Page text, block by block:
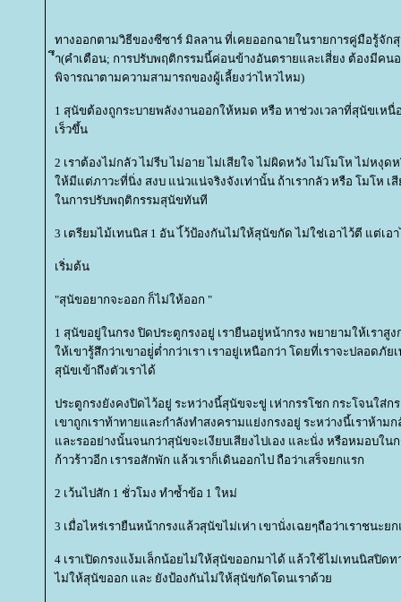
ทางออกตามวิธีของซีซาร์ มิลลาน ที่เคยออกฉายในรายการคู่มือรู้จัก
ำ(คำเตือน; การปรับพฤติกรรมนี้ค่อนข้างอันตรายและเสี่ยง ต้องมีคน
พิจารณาตามความสามารถของผู้เลี้ยงว่าไหวไหม)
1 สุนัขต้องถูกระบายพลังงานออกให้หมด หรือ หาช่วงเวลาที่สุนัขเห
เร็วขึ้น
2 เราต้องไม่กลัว ไม่รีบ ไม่อาย ไม่เสียใจ ไม่ผิดหวัง ไม่โมโห ไม่หงุด
ห้มีแต่ภาวะที่นิ่ง สงบ แน่วแน่จริงจังเท่านั้น ถ้าเรากลัว หรือ โมโห เ
นการปรับพฤติกรรมสุนัขทันที
3 เตรียมไม้เทนนิส 1 อัน ไ้ว้ป้องกันไม่ให้สุนัขกัด ไม่ใช่เอาไว้ตี แต่เอ
เริ่มต้น
"สุนัขอยากจะออก ก็ไม่ให้ออก "
1 สุนัขอยู่ในกรง ปิดประตูกรงอยู่ เรายืนอยู่หน้ากรง พยายามให้เราสู
ห้เขารู้สึกว่าเขาอยู่่ต่ำกว่าเรา เราอยู่เหนือกว่า โดยที่เราจะปลอดภัย
สุนัขเข้าถึงตัวเราได้
ประตูกรงยังคงปิดไว้อยู่ ระหว่างนี้สุนัขจะขู่ เห่ากรรโชก กระโจนใส่ก
เขาถูกเราท้าทายและกำลังทำสงครามแย่งกรงอยู่ ระหว่างนี้เราห้าม
ละรออย่างนั้นจนกว่าสุนัขจะเงียบเสียงไปเอง และนั่ง หรือหมอบใน
ก้าวร้าวอีก เรารอสักพัก แล้วเราก็เดินออกไป ถือว่าเสร็จยกแรก
2 เว้นไปสัก 1 ชั่วโมง ทำซ้ำข้อ 1 ใหม่
3 เมื่อไหร่เรายืนหน้ากรงแล้วสุนัขไม่เห่า เขานั่งเฉยๆถือว่าเราชนะย
4 เราเปิดกรงแง้มเล็กน้อยไม่ให้สุนัขออกมาได้ แล้วใช้ไม่เทนนิสปิดท
ไม่ให้สุนัขออก และ ยังป้องกันไม่ให้สุนัขกัดโดนเราด้ว